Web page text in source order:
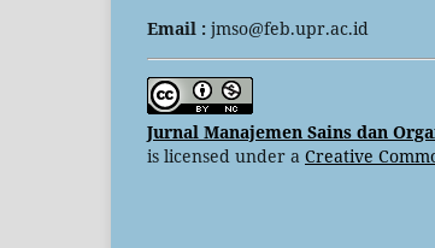
Email : jmso@feb.upr.ac.id
Jurnal Manajemen Sains dan
is licensed under a Creative